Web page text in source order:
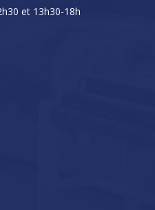
et 13h30-18h